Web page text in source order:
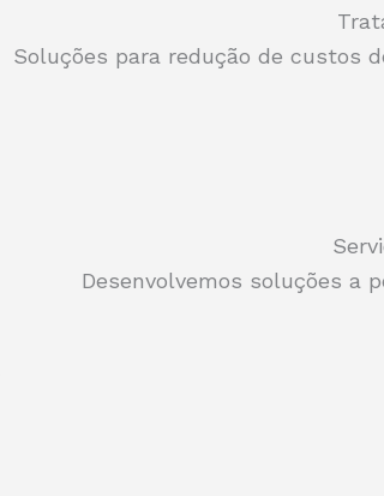
Soluções para redução de custos
Desenvolvemos soluções a